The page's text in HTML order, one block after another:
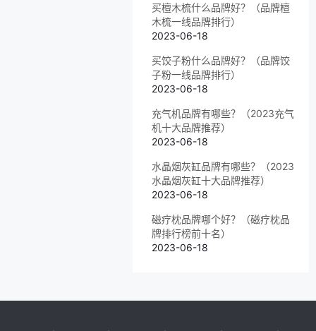
买檀木梳什么品牌好？（品牌檀
木梳一线品牌排行）
2023-06-18
买饺子粉什么品牌好？（品牌饺
子粉一线品牌排行）
2023-06-18
充气机品牌有哪些？（2023充气
机十大品牌推荐）
2023-06-18
水晶烟灰缸品牌有哪些？（2023
水晶烟灰缸十大品牌推荐）
2023-06-18
磁疗枕品牌哪个好？（磁疗枕品
牌排行榜前十名）
2023-06-18